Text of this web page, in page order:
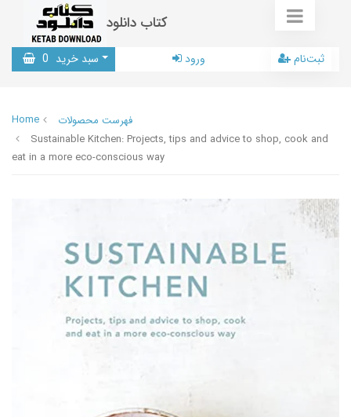
کتاب دانلود
سبد خرید 0 ورود ثبت‌نام
Home
فهرست محصولات
Sustainable Kitchen: Projects, tips and advice to shop, cook and
eat in a more eco-conscious way